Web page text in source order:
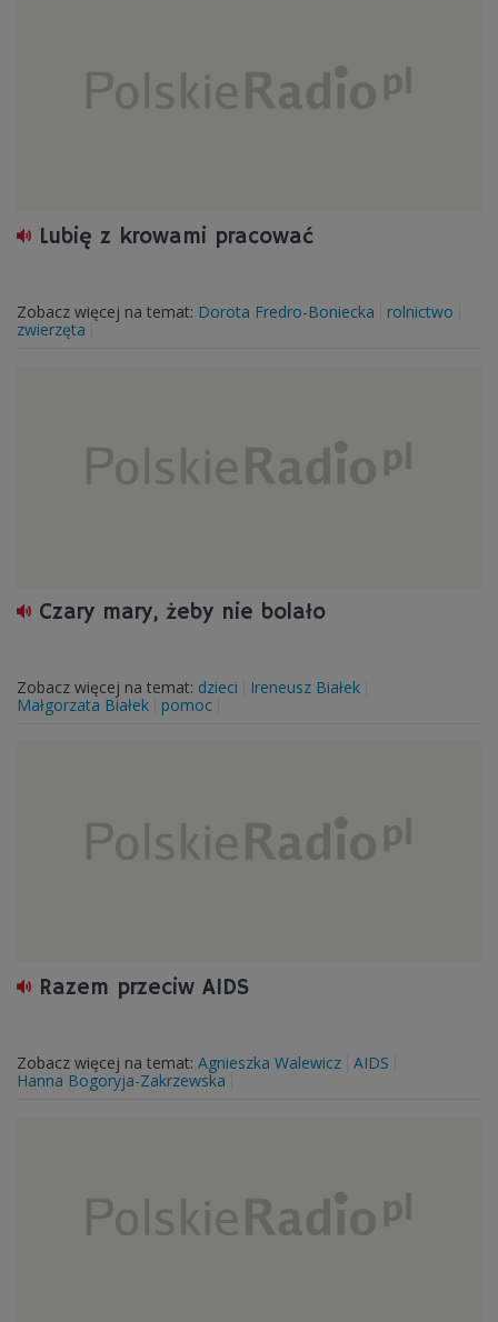
Lubię z krowami pracować
Zobacz więcej na temat: Dorota Fredro-Boniecka
rolnictwo
zwierzęta
Czary mary, żeby nie bolało
Zobacz więcej na temat: dzieci
Ireneusz Białek
Małgorzata Białek
pomoc
Razem przeciw AIDS
Zobacz więcej na temat: Agnieszka Walewicz AIDS
Hanna Bogoryja-Zakrzewska